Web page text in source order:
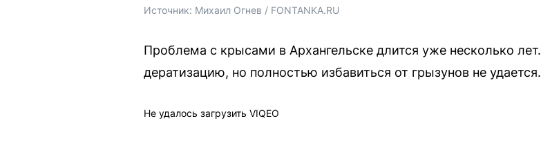
Источник: Михаил Огнев / FONTANKA.RU
Проблема с крысами в Архангельске длится уже несколько
дератизацию, но полностью избавиться от грызунов не удается.
Не удалось загрузить VIQEO